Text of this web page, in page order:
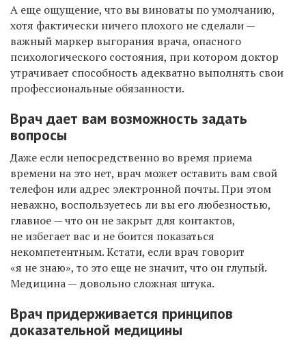
А еще ощущение, что вы виноваты по умолчанию,
хотя фактически ничего плохого не сделали —
важный маркер выгорания врача, опасного
психологического состояния, при котором доктор
утрачивает способность адекватно выполнять свои
профессиональные обязанности.
Врач дает вам возможность задать
вопросы
Даже если непосредственно во время приема
времени на это нет, врач может оставить вам свой
телефон или адрес электронной почты. При этом
неважно, воспользуетесь ли вы его любезностью,
главное — что он не закрыт для контактов,
не избегает вас и не боится показаться
некомпетентным. Кстати, если врач говорит
«я не знаю», то это еще не значит, что он глупый.
Медицина — довольно сложная штука.
Врач придерживается принципов
доказательной медицины